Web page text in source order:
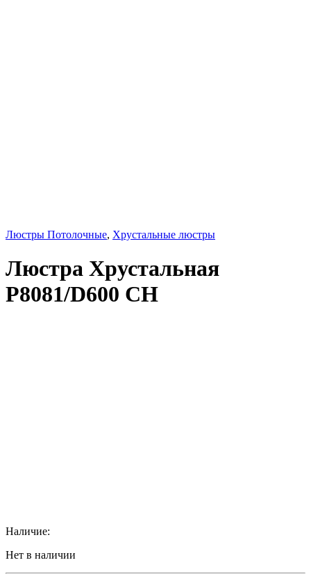
Люстры Потолочные, Хрустальные люстры
Люстра Хрустальная
P8081/D600 CH
Наличие:
Нет в наличии